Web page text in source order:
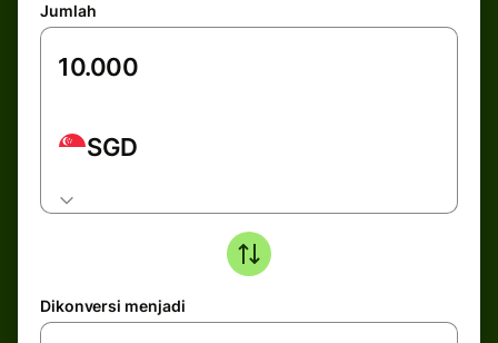
Jumlah
SGD
Dikonversi menjadi